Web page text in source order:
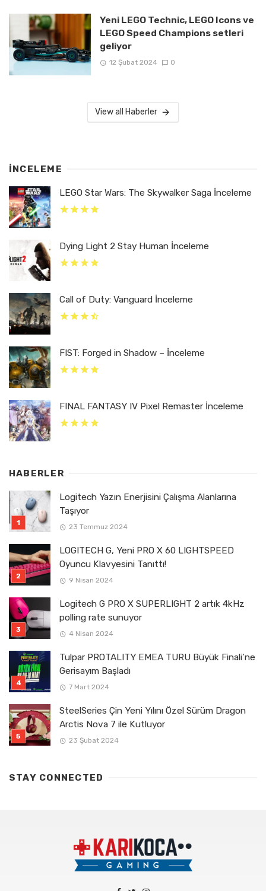
Yeni LEGO Technic, LEGO Icons ve
LEGO Speed Champions setleri
geliyor
12 Şubat 2024 0
View all Haberler
İNCELEME
LEGO Star Wars: The Skywalker Saga İnceleme
Dying Light 2 Stay Human İnceleme
Call of Duty: Vanguard İnceleme
FIST: Forged in Shadow – İnceleme
FINAL FANTASY IV Pixel Remaster İnceleme
HABERLER
Logitech Yazın Enerjisini Çalışma Alanlarına
Taşıyor
23 Temmuz 2024
LOGITECH G, Yeni PRO X 60 LIGHTSPEED
Oyuncu Klavyesini Tanıttı!
9 Nisan 2024
Logitech G PRO X SUPERLIGHT 2 artık 4kHz
polling rate sunuyor
4 Nisan 2024
Tulpar PROTALITY EMEA TURU Büyük Finali’ne
Gerisayım Başladı
7 Mart 2024
SteelSeries Çin Yeni Yılını Özel Sürüm Dragon
Arctis Nova 7 ile Kutluyor
23 Şubat 2024
STAY CONNECTED